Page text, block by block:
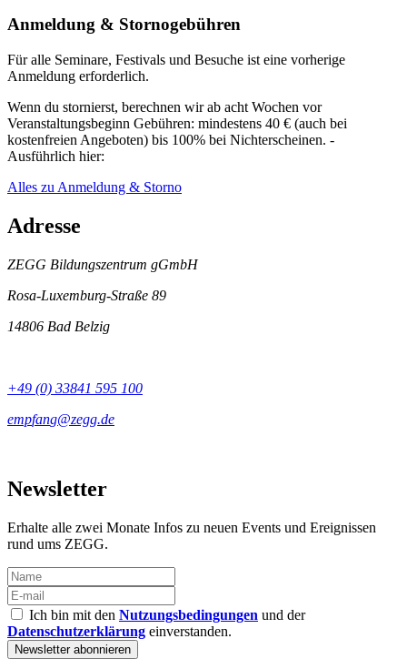
Anmeldung & Stornogebühren
Für alle Seminare, Festivals und Besuche ist eine vorherige
Anmeldung erforderlich.
Wenn du stornierst, berechnen wir ab acht Wochen vor
Veranstaltungsbeginn Gebühren: mindestens 40 € (auch bei
kostenfreien Angeboten) bis 100% bei Nichterscheinen. -
Ausführlich hier:
Alles zu Anmeldung & Storno
Adresse
ZEGG Bildungszentrum gGmbH
Rosa-Luxemburg-Straße 89
14806 Bad Belzig
+49 (0) 33841 595 100
Newsletter
Erhalte alle zwei Monate Infos zu neuen Events und Ereignissen
rund ums ZEGG.
Ich bin mit den Nutzungsbedingungen und der
Datenschutzerklärung einverstanden.